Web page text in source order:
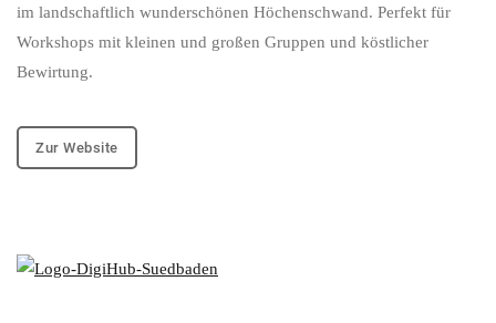
im landschaftlich wunderschönen Höchenschwand. Perfekt für
Workshops mit kleinen und großen Gruppen und köstlicher
Bewirtung.
Zur Website